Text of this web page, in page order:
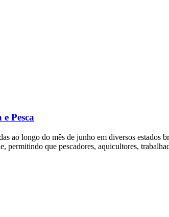
Pesca
ao longo do mês de junho em diversos estados
que pescadores, aquicultores,